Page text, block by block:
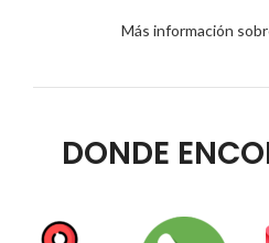
Más información
DONDE